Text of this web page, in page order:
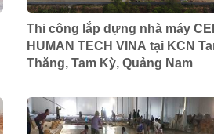
Thi công lắp dựng nhà máy
HUMAN TECH VINA tại KCN
Thăng, Tam Kỳ, Quảng Nam